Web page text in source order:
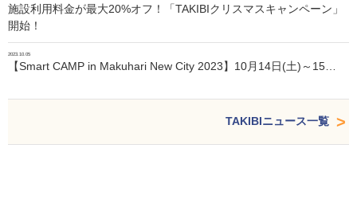
施設利用料金が最大20%オフ！「TAKIBIクリスマスキャンペーン」
開始！
2023.10.05
【Smart CAMP in Makuhari New City 2023】10月14日(土)～15…
TAKIBIニュース一覧